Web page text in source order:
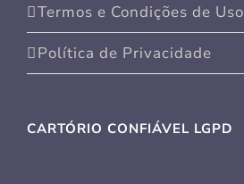
Termos e Condições de Uso
Política de Privacidade
CARTÓRIO CONFIÁVEL LGPD